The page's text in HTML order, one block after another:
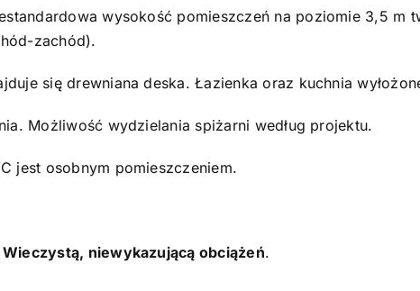
wysokość pomieszczeń na poziomie 3,5 m
zachód).
się drewniana deska. Łazienka oraz kuchnia
Możliwość wydzielania spiżarni według projektu.
jest osobnym pomieszczeniem.
Wieczystą, niewykazującą obciążeń.